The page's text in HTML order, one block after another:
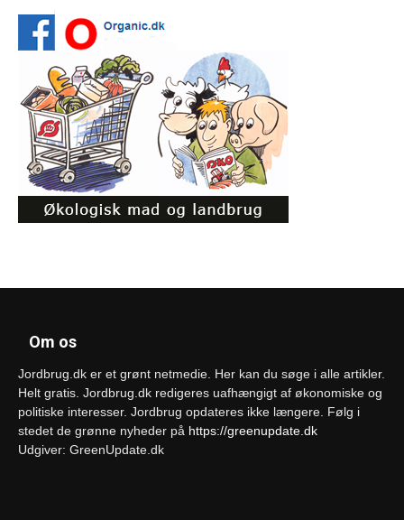
Om os
Jordbrug.dk er et grønt netmedie. Her kan du søge i alle artikler.
Helt gratis. Jordbrug.dk redigeres uafhængigt af økonomiske og
politiske interesser. Jordbrug opdateres ikke længere. Følg i
stedet de grønne nyheder på https://greenupdate.dk
Udgiver: GreenUpdate.dk